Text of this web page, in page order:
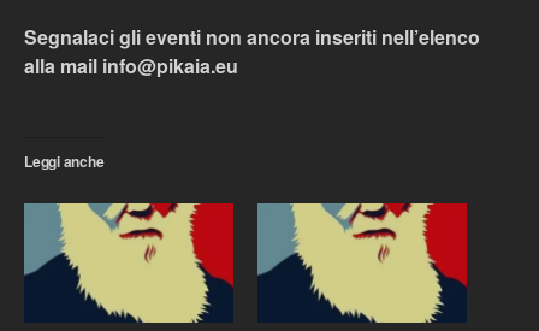
Segnalaci gli eventi non ancora inseriti nell’elenco
alla mail info@pikaia.eu
Leggi anche